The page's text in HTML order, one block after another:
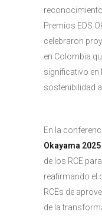
Premios EDS
celebraron
en Colombia
significativo en
sostenibilidad
En la
Okayama 2025
de los RCE
reafirmando el
RCEs de
de la